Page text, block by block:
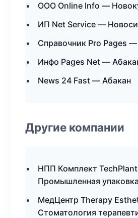
ООО Online Info —
ИП Net Service —
Справочник Pro Pages
Инфо Pages Net —
News 24 Fast — Абакан
Другие компании
НПП Комплект
Промышленная
МедЦентр Therapy
Стоматология